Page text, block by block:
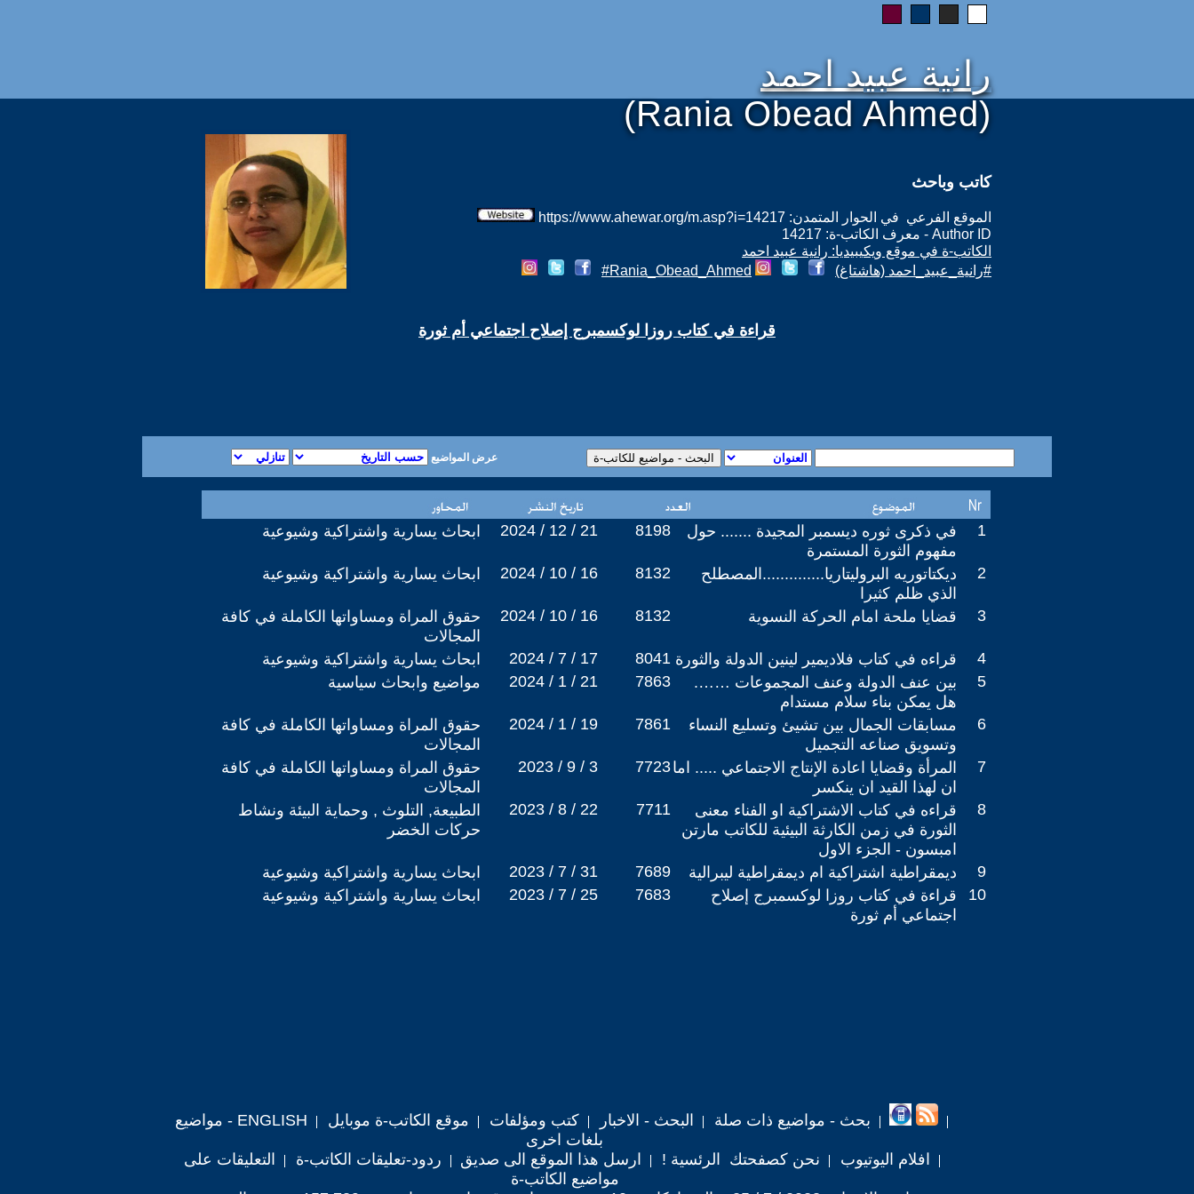
رانية عبيد احمد
(Rania Obead Ahmed)
كاتب وباحث
الموقع الفرعي في الحوار المتمدن: https://www.ahewar.org/m.asp?i=14217
Author ID - معرف الكاتب-ة: 14217
الكاتب-ة في موقع ويكيبيديا: رانية عبيد احمد
#رانية_عبيد_احمد (هاشتاغ)
Rania_Obead_Ahmed#
قراءة في كتاب روزا لوكسمبرج إصلاح اجتماعي أم ثورة
عرض المواضيع
ابحاث يسارية واشتراكية وشيوعية 2024 / 12 / 21 8198
في ذكرى ثوره ديسمبر المجيدة ....... حول
مفهوم الثورة المستمرة
1
ابحاث يسارية واشتراكية وشيوعية 2024 / 10 / 16 8132
ديكتاتوريه البروليتاريا..............المصطلح
الذي ظلم كثيرا
2
حقوق المراة ومساواتها الكاملة في كافة
المجالات
2024 / 10 / 16 8132 قضايا ملحة امام الحركة النسوية 3
ابحاث يسارية واشتراكية وشيوعية 2024 / 7 / 17 8041 قراءه في كتاب فلاديمير لينين الدولة والثورة
4
مواضيع وابحاث سياسية
2024 / 1 / 21 7863
بين عنف الدولة وعنف المجموعات …….
هل يمكن بناء سلام مستدام
5
حقوق المراة ومساواتها الكاملة في كافة
المجالات
2024 / 1 / 19 7861
مسابقات الجمال بين تشيئ وتسليع النساء
وتسويق صناعه التجميل
6
حقوق المراة ومساواتها الكاملة في كافة
المجالات
2023 / 9 / 3 7723المرأة وقضايا اعادة الإنتاج الاجتماعي ..... اما
ان لهذا القيد ان ينكسر
7
الطبيعة, التلوث , وحماية البيئة ونشاط
حركات الخضر
2023 / 8 / 22 7711
قراءه في كتاب الاشتراكية او الفناء معنى
الثورة في زمن الكارثة البيئية للكاتب مارتن
امبسون - الجزء الاول
8
ابحاث يسارية واشتراكية وشيوعية 2023 / 7 / 31 7689 ديمقراطية اشتراكية ام ديمقراطية ليبرالية
9
ابحاث يسارية واشتراكية وشيوعية
2023 / 7 / 25 7683
قراءة في كتاب روزا لوكسمبرج إصلاح
اجتماعي أم ثورة
10
بحث - مواضيع ذات صلة البحث - الاخبار كتب ومؤلفات موقع الكاتب-ة موبايل
ENGLISH - مواضيع
بلغات اخرى
افلام اليوتيوب
نحن كصفحتك الرئسية ! ارسل هذا الموقع الى صديق ردود-تعليقات الكاتب-ة
التعليقات على
مواضيع الكاتب-ة